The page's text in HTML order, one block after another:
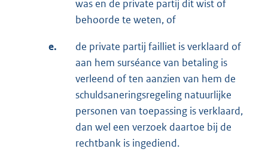
was en de private partij dit wist of
behoorde te weten, of
e.
de private partij failliet is verklaard of
aan hem surséance van betaling is
verleend of ten aanzien van hem de
schuldsaneringsregeling natuurlijke
personen van toepassing is verklaard,
dan wel een verzoek daartoe bij de
rechtbank is ingediend.